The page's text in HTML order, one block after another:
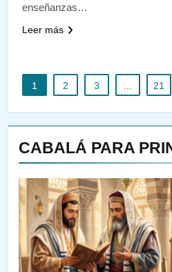
CABALÁ PARA
144
¿QUIÉN
VE LO
enseñanzas…
Leer más
1 2 3 21